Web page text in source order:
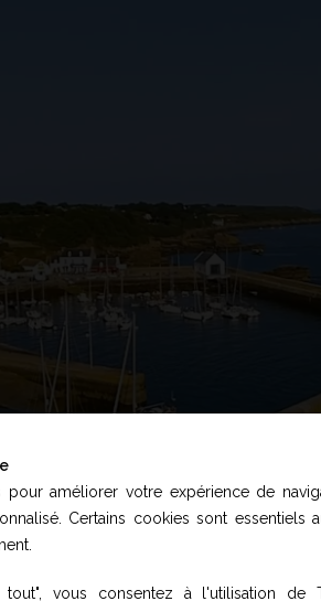
améliorer votre expérience de
Certains cookies sont essentiels
tout", vous consentez à l'utilisation de
Fermer